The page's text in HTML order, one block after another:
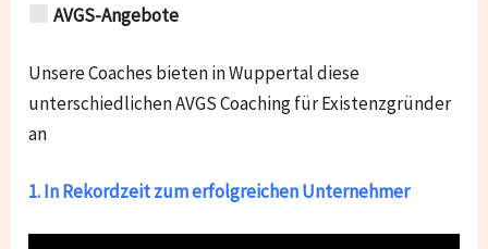
AVGS-Angebote
Unsere Coaches bieten in Wuppertal diese
unterschiedlichen AVGS Coaching für Existenzgründer
an
1. In Rekordzeit zum erfolgreichen Unternehmer